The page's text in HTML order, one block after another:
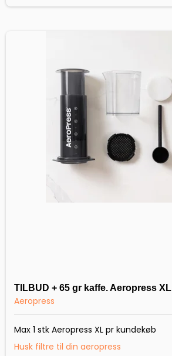
TILBUD + 65 gr kaffe. Aeropress XL
Aeropress
Max 1 stk Aeropress XL pr kundekøb
Husk filtre til din aeropress